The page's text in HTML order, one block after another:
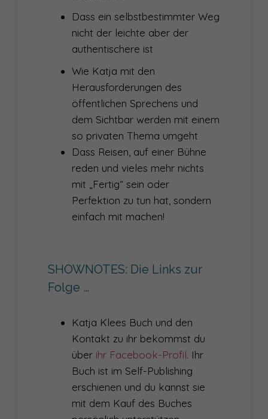
039 SICH ZEIGEN UM JEDEN PREIS - WIE VIEL GLÜCK BRAUCHT DIE SICHTBARKEIT?
037
036 ÜBER VIELFALT IN DER KOMMUNIKATION ALS FÜHRUNGSKRAFT
035 ALS FRAU IM BUSINESS KOMMUNIZIEREN
033 DER FLUCH DES STORYTELLING
032
030
029 IM INTERVIEW: SEBASTIAN WEBER – VOM SCHAUSPIELER ZUM AUFTRITTSCOACH
027 INTERVIEW MIT KATHARINA ZIEGELBAUER – WAS DEINE SPRECHWEISE AUS SICHT DER TCM ÜBER DICH VERRÄT
026 SIND SPRECHTRAININGS FÜR DIE KATZ?
025 WARUM DU EIN AUFTRITTSRITUAL BRAUCHST (V.A. ALS INTROVERTIERTER)
024 WIRKLICH EINFACH MACHEN?! – WANN EINFACH MACHEN BEI AUFTRITTEN (NICHT) FUNKTIONIERT
Dass ein selbstbestimmter Weg
nicht der leichte aber der
authentischere ist
Wie Katja mit den
Herausforderungen des
öffentlichen Sprechens und
dem Sichtbar werden mit einem
so privaten Thema umgeht
Dass Reisen, auf einer Bühne
reden und vieles mehr nichts
mit „Fertig“ sein oder
Perfektion zu tun hat, sondern
einfach mit machen!
SHOWNOTES: Die Links zur
Folge …
Katja Klees Buch und den
Kontakt zu ihr bekommst du
über ihr Facebook-Profil. Ihr
Buch ist im Self-Publishing
erschienen und du kannst sie
mit dem Kauf des Buches